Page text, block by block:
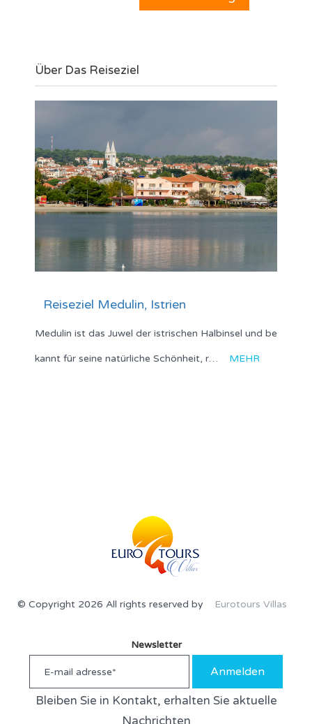
Über Das Reiseziel
Reiseziel Medulin, Istrien
Medulin ist das Juwel der istrischen Halbinsel und be
kannt für seine natürliche Schönheit, r… MEHR
© Copyright 2026 All rights reserved by Eurotours Villas
Newsletter
Anmelden
Bleiben Sie in Kontakt, erhalten Sie aktuelle